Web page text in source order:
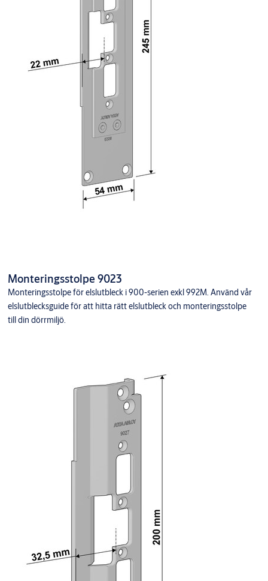
Monteringsstolpe 9023
Monteringsstolpe för elslutbleck i 900-serien exkl 992M. Använd vår
elslutblecksguide för att hitta rätt elslutbleck och monteringsstolpe
till din dörrmiljö.